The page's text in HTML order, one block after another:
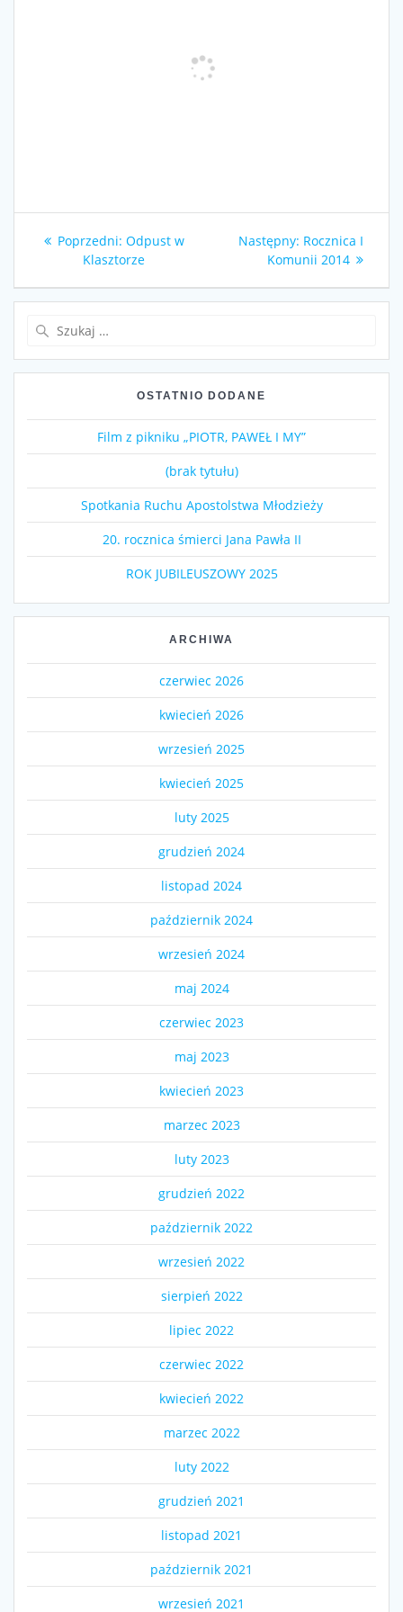
Nawigacja
wpisu
Poprzedni: Poprzedni
wpis:
Odpust w
Klasztorze
Następny: Następny
wpis:
Rocznica I
Komunii 2014
OSTATNIO DODANE
Film z pikniku „PIOTR, PAWEŁ I MY”
(brak tytułu)
Spotkania Ruchu Apostolstwa Młodzieży
20. rocznica śmierci Jana Pawła II
ROK JUBILEUSZOWY 2025
ARCHIWA
czerwiec 2026
kwiecień 2026
wrzesień 2025
kwiecień 2025
luty 2025
grudzień 2024
listopad 2024
październik 2024
wrzesień 2024
maj 2024
czerwiec 2023
maj 2023
kwiecień 2023
marzec 2023
luty 2023
grudzień 2022
październik 2022
wrzesień 2022
sierpień 2022
lipiec 2022
czerwiec 2022
kwiecień 2022
marzec 2022
luty 2022
grudzień 2021
listopad 2021
październik 2021
wrzesień 2021